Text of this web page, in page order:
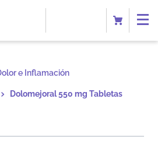
e Inflamación
Dolomejoral 550 mg Tabletas